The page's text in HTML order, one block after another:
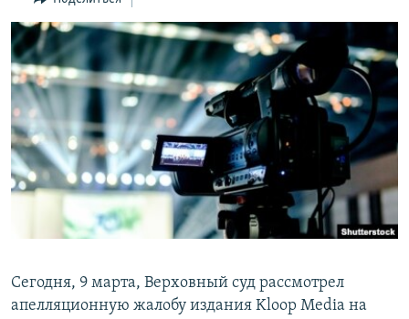
поискуЎЗБЕКЧА
ТОҶИКӢ
TÜRKMENÇE
Все сайты РСЕ/РС
Сегодня, 9 марта, Верховный суд рассмотрел
апелляционную жалобу издания Kloop Media на